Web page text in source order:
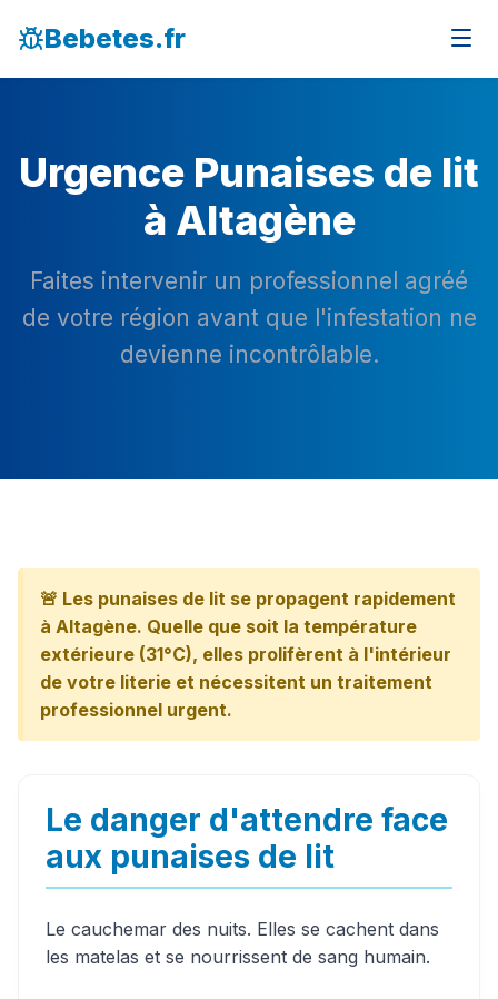
Bebetes.fr
Urgence Punaises de lit
à Altagène
Faites intervenir un professionnel agréé
de votre région avant que l'infestation ne
devienne incontrôlable.
🚨 Les punaises de lit se propagent rapidement
à Altagène. Quelle que soit la température
extérieure (31°C), elles prolifèrent à l'intérieur
de votre literie et nécessitent un traitement
professionnel urgent.
Le danger d'attendre face
aux punaises de lit
Le cauchemar des nuits. Elles se cachent dans
les matelas et se nourrissent de sang humain.